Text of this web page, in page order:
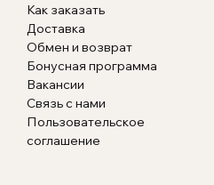
Как заказать
Доставка
Обмен и возврат
Бонусная программа
Вакансии
Связь с нами
Пользовательское
соглашение